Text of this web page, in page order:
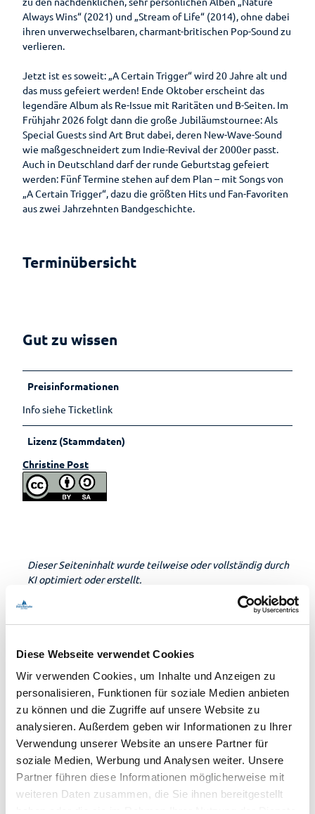
Diese Webseite verwendet Cookies
Wir verwenden Cookies, um Inhalte und Anzeigen zu
personalisieren, Funktionen für soziale Medien anbieten
zu können und die Zugriffe auf unsere Website zu
analysieren. Außerdem geben wir Informationen zu Ihrer
Verwendung unserer Website an unsere Partner für
soziale Medien, Werbung und Analysen weiter. Unsere
Partner führen diese Informationen möglicherweise mit
weiteren Daten zusammen, die Sie ihnen bereitgestellt
Toiletten
Always Wins“ (2021) und „Stream of Life“ (2014), ohne dabei
ihren unverwechselbaren, charmant-britischen Pop-Sound zu
verlieren.
Jetzt ist es soweit: „A Certain Trigger“ wird 20 Jahre alt und
das muss gefeiert werden! Ende Oktober erscheint das
legendäre Album als Re-Issue mit Raritäten und B-Seiten. Im
Frühjahr 2026 folgt dann die große Jubiläumstournee: Als
Special Guests sind Art Brut dabei, deren New-Wave-Sound
wie maßgeschneidert zum Indie-Revival der 2000er passt.
Auch in Deutschland darf der runde Geburtstag gefeiert
werden: Fünf Termine stehen auf dem Plan – mit Songs von
„A Certain Trigger“, dazu die größten Hits und Fan-Favoriten
aus zwei Jahrzehnten Bandgeschichte.
Terminübersicht
Gut zu wissen
Preisinformationen
Info siehe Ticketlink
Lizenz (Stammdaten)
Christine Post
Dieser Seiteninhalt wurde teilweise oder vollständig durch
KI optimiert oder erstellt.
In der Nähe Auf der Karte anschauen
Veranstaltung
Essen & Trinken